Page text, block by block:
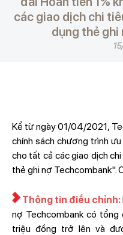
các giao dịch chi
dụng thẻ ghi
Kể từ ngày 01/04/2021,
chính sách chương trình
cho tất cả các giao dịch
thẻ ghi nợ Techcombank".
Thông tin điều chỉnh:
nợ Techcombank có tổng
triệu đồng trở lên và